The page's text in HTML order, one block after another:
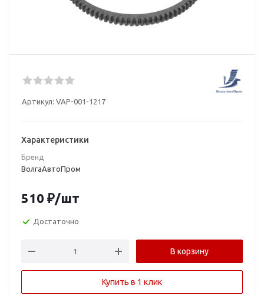
Артикул: VAP-001-1217
Характеристики
Бренд
ВолгаАвтоПром
510 ₽/шт
Достаточно
В корзину
Купить в 1 клик